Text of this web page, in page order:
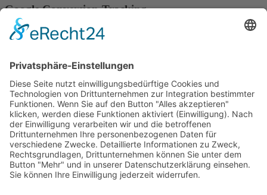
Google Conversion-Tracking
Diese Website nutzt Google Conversion Tracking. Anbieter ist die
Google Ireland Limited („Google“), Gordon House, Barrow Street,
Mit Hilfe von Google-Conversion-Tracking können Google und wir
erkennen, ob der Nutzer bestimmte Aktionen durchgeführt hat. So
können wir beispielsweise auswerten, welche Buttons auf unserer
Website wie häufig geklickt und welche Produkte besonders häufig
angesehen oder gekauft wurden. Diese Informationen dienen dazu,
Conversion-Statistiken zu erstellen. Wir erfahren die Gesamtanzahl
der Nutzer, die auf unsere Anzeigen geklickt haben und welche
Aktionen sie durchgeführt haben. Wir erhalten keine Informationen,
mit denen wir den Nutzer persönlich identifizieren können. Google
selbst nutzt zur Identifikation Cookies oder vergleichbare
Wiedererkennungstechnologien.